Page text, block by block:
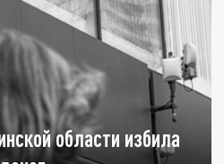
области избила